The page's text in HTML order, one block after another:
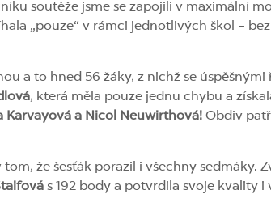
soutěže jsme se zapojili v maximální
„pouze“ v rámci jednotlivých škol –
a to hned 56 žáky, z nichž se
, která měla pouze jednu chybu a
Karvayová a Nicol Neuwirthová! Obdiv
že šesťák porazil i všechny sedmáky.
s 192 body a potvrdila svoje kvality